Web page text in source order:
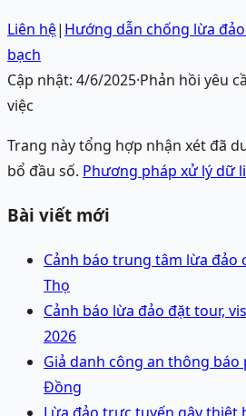
Liên hệ| Hướng dẫn chống lừa đảo
bạch
Cập nhật: 4/6/2025·Phản hồi yêu
việc
Trang này tổng hợp nhận xét đã
bổ đầu số. Phương pháp xử lý dữ
Bài viết mới
Cảnh báo trung tâm lừa đảo
Thọ
Cảnh báo lừa đảo đặt tour,
2026
Giả danh công an thông
Đồng